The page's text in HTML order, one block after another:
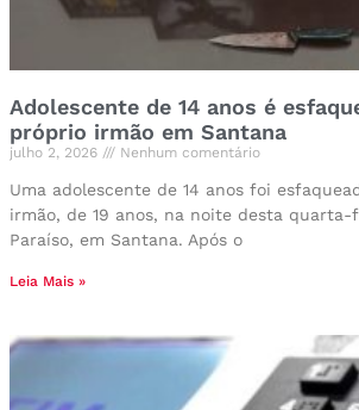
Adolescente de 14 anos é
próprio irmão em Santana
julho 2, 2026 Nenhum comentário
Uma adolescente de 14 anos foi
irmão, de 19 anos, na noite desta quarta-
Paraíso, em Santana. Após o
Leia Mais »